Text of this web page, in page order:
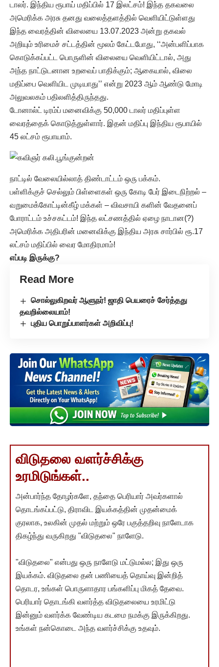
டாலர். இந்திய ரூபாய் மதிப்பில் 17 இலட்சம்! இந்த தகவலை
அமெரிக்க அரசு தனது வலைத்தளத்தில் வெளியிட்டுள்ளது
இந்த வைரத்தின் விலையை 13.07.2023 அன்று தகவல்
அறியும் உரிமைச் சட்டத்தின் மூலம் கேட்டபோது, ‘‘அன்பளிப்பாக
கொடுக்கப்பட்ட பொருளின் விலையை வெளியிட்டால், அது
அந்த நாட்டுடனான உறவைப் பாதிக்கும்; ஆகையால், விலை
மதிப்பை வெளியிட முடியாது’’ என்று 2023 ஆம் ஆண்டு மோடி
அலுவலகம் பதிலளித்திருந்தது.
டோனால்ட் டிரம்ப் மனைவிக்கு 50,000 டாலர் மதிப்புள்ள
வைரத்தைக் கொடுத்துள்ளார். இதன் மதிப்பு இந்திய ரூபாயில்
45 லட்சம் ரூபாயாம்.
நாட்டில் வேலையில்லாத் திண்டாட்டம் ஒரு பக்கம்.
பள்ளிக்குச் செல்லும் பிள்ளைகள் ஒரு கோடி பேர் இடைநிற்றல் –
வறுமைக்கோட்டின்கீழ் மக்கள் – விவசாயி களின் வேதனைப்
போராட்டம் உச்சகட்டம்! இந்த லட்சணத்தில் ஏழை நாடான(?)
அமெரிக்க அதிபரின் மனைவிக்கு இந்திய அரசு சார்பில் ரூ.17
லட்சம் மதிப்பில் வைர மோதிரமாம்!
எப்படி இருக்கு?
Read More
சொல்லுகிறவர் ஆளுநர்! ஜாதி பெயரைச் சேர்த்தது
தவறில்லையாம்!
புதிய பொறுப்பாளர்கள் அறிவிப்பு!
விடுதலை வளர்ச்சிக்கு
உரமிடுங்கள்..
அன்பார்ந்த தோழர்களே, தந்தை பெரியார் அவர்களால்
தொடங்கப்பட்டு, திராவிட இயக்கத்தின் முதன்மைக்
குரலாக, உலகின் முதல் மற்றும் ஒரே பகுத்தறிவு நாளேடாக
திகழ்ந்து வருகிறது "விடுதலை" நாளேடு.
"விடுதலை" என்பது ஒரு நாளேடு மட்டுமல்ல; இது ஒரு
இயக்கம். விடுதலை தன் பணியைத் தொய்வு இன்றித்
தொடர, உங்கள் பொருளாதார பங்களிப்பு மிகத் தேவை.
பெரியார் தொடங்கி வளர்த்த விடுதலையை உரமிட்டு
இன்னும் வளர்க்க வேண்டிய கடமை நமக்கு இருக்கிறது.
உங்கள் நன்கொடை அந்த வளர்ச்சிக்கு உதவும்.